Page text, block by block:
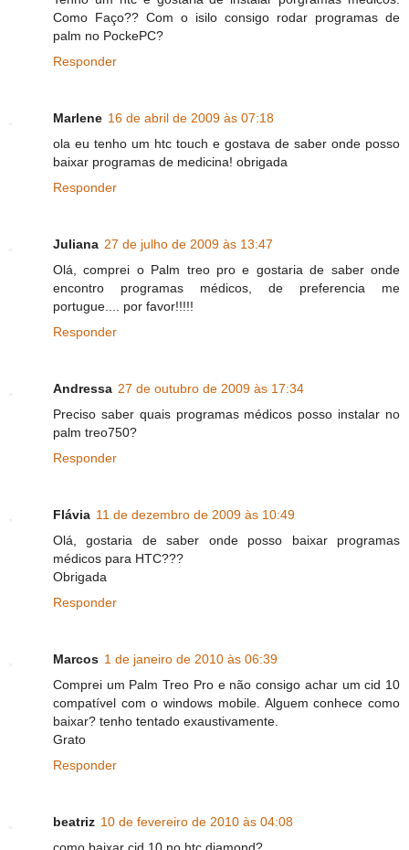
Como Faço?? Com o isilo consigo rodar programas de
palm no PockePC?
Responder
Marlene 16 de abril de 2009 às 07:18
ola eu tenho um htc touch e gostava de saber onde posso
baixar programas de medicina! obrigada
Responder
Juliana 27 de julho de 2009 às 13:47
Olá, comprei o Palm treo pro e gostaria de saber onde
encontro programas médicos, de preferencia me
portugue.... por favor!!!!!
Responder
Andressa 27 de outubro de 2009 às 17:34
Preciso saber quais programas médicos posso instalar no
palm treo750?
Responder
Flávia 11 de dezembro de 2009 às 10:49
Olá, gostaria de saber onde posso baixar programas
médicos para HTC???
Obrigada
Responder
Marcos 1 de janeiro de 2010 às 06:39
Comprei um Palm Treo Pro e não consigo achar um cid 10
compatível com o windows mobile. Alguem conhece como
baixar? tenho tentado exaustivamente.
Grato
Responder
beatriz 10 de fevereiro de 2010 às 04:08
como baixar cid 10 no htc diamond?